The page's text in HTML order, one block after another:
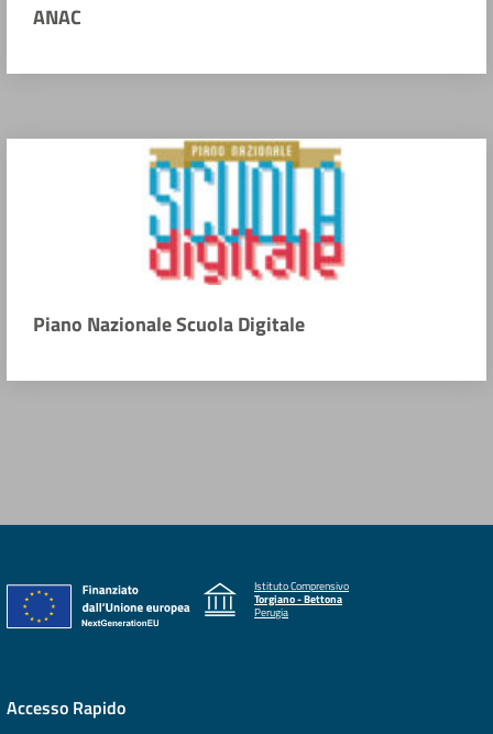
ANAC
Piano Nazionale Scuola Digitale
Istituto Comprensivo
Torgiano - Bettona
Perugia
Accesso Rapido